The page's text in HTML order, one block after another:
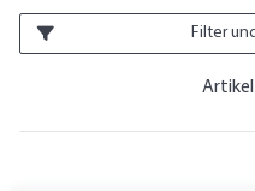
Filter
Artikel